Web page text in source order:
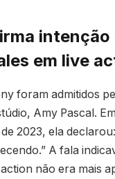
intenção
em live
foram admitidos
Amy Pascal.
2023, ela
A fala
não era mais